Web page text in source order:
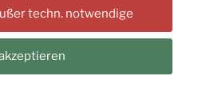
die ambulante
in der Fläche
sein muss. Hierzu
sowohl die
techn. notwendige